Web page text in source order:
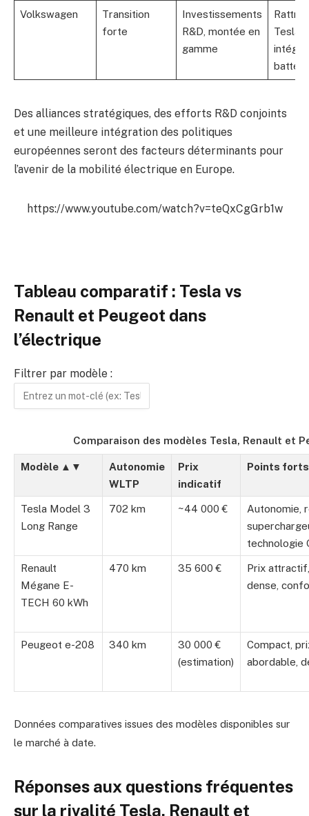
Volkswagen
Transition
forte
Investissements
R&D, montée en
gamme
Tesla,
Des alliances stratégiques, des efforts R&D conjoints
et une meilleure intégration des politiques
européennes seront des facteurs déterminants pour
l’avenir de la mobilité électrique en Europe.
https://www.youtube.com/watch?v=teQxCgGrb1w
Tableau comparatif : Tesla vs
Renault et Peugeot dans
l’électrique
Filtrer par modèle :
Comparaison des modèles Tesla, Renault et
Modèle ▲▼
Autonomie
WLTP
Prix
indicatif
Points forts
Tesla Model 3
Long Range
702 km ~44 000 €
Autonomie,
technologie
Renault
Mégane E-
TECH 60 kWh
470 km 35 600 €
Prix
dense,
Peugeot e-208 340 km
30 000 €
(estimation)
Compact,
abordable,
Données comparatives issues des modèles disponibles sur
le marché à date.
Réponses aux questions fréquentes
sur la rivalité Tesla, Renault et